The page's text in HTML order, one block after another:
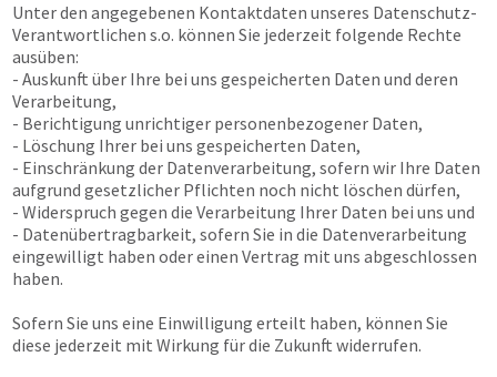
Unter den angegebenen Kontaktdaten unseres Datenschutz-
Verantwortlichen s.o. können Sie jederzeit folgende Rechte
ausüben:
- Auskunft über Ihre bei uns gespeicherten Daten und deren
Verarbeitung,
- Berichtigung unrichtiger personenbezogener Daten,
- Löschung Ihrer bei uns gespeicherten Daten,
- Einschränkung der Datenverarbeitung, sofern wir Ihre Daten
aufgrund gesetzlicher Pflichten noch nicht löschen dürfen,
- Widerspruch gegen die Verarbeitung Ihrer Daten bei uns und
- Datenübertragbarkeit, sofern Sie in die Datenverarbeitung
eingewilligt haben oder einen Vertrag mit uns abgeschlossen
haben.
Sofern Sie uns eine Einwilligung erteilt haben, können Sie
diese jederzeit mit Wirkung für die Zukunft widerrufen.